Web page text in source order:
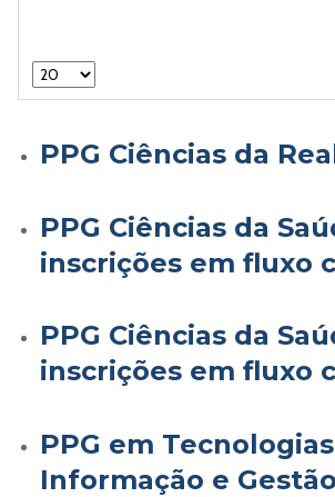
PPG Ciências da
PPG Ciências da
inscrições em fluxo
PPG Ciências da
inscrições em fluxo
PPG em
Informação e